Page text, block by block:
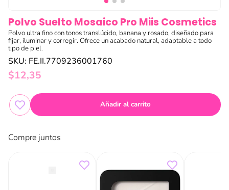
Polvo Suelto Mosaico Pro Miis Cosmetics
Polvo ultra fino con tonos translúcido, banana y rosado, diseñado para
fijar, iluminar y corregir. Ofrece un acabado natural, adaptable a todo
tipo de piel.
SKU: FE.II.7709236001760
$12,35
Añadir al carrito
Compre juntos